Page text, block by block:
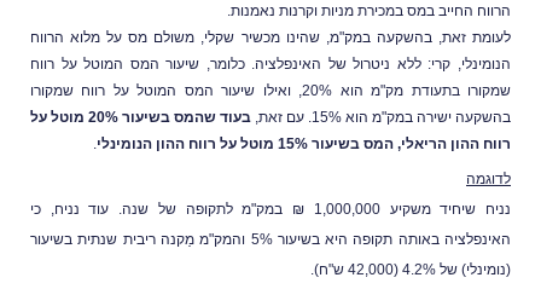
החייב במס במכירת מניות וקרנות נאמנות.
זאת, בהשקעה במק"מ, שהינו מכשיר שקלי, משולם מס על מלוא הרווח
קרי: ללא ניטרול של האינפלציה. כלומר, שיעור המס המוטל על רווח
שמקורו בתעודת מק"מ הוא 20%, ואילו שיעור המס המוטל על רווח שמקורו
ישירה במק"מ הוא 15%. עם זאת,
בעוד שהמס בשיעור 20% מוטל על
הריאלי, המס בשיעור 15% מוטל על רווח ההון הנומינלי
.
נניח שיחיד משקיע 1,000,000 ₪ במק"מ לתקופה של שנה. עוד נניח, כי
האינפלציה באותה תקופה היא בשיעור 5% והמק"מ מַקנה ריבית שנתית בשיעור
של 4.2% (42,000 ש"ח).